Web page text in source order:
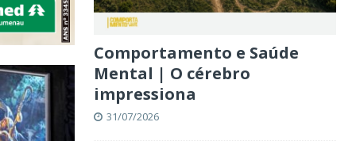
Comportamento e Saúde
Mental | O cérebro
impressiona
31/07/2026